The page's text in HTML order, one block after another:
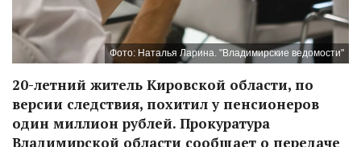
Фото: Наталья Ларина. "Владимирские ведомости"
20-летний житель Кировской области, по
версии следствия, похитил у пенсионеров
один миллион рублей. Прокуратура
Владимирской области сообщает о передаче